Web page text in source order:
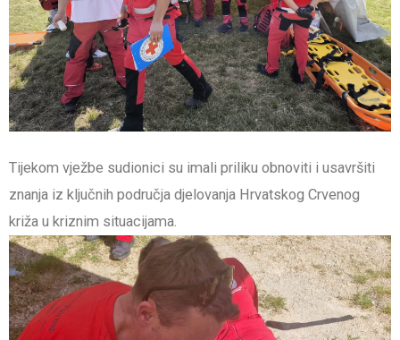
Tijekom vježbe sudionici su imali priliku obnoviti i usavršiti
znanja iz ključnih područja djelovanja Hrvatskog Crvenog
križa u kriznim situacijama.